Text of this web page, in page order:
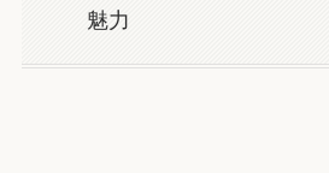
魅力